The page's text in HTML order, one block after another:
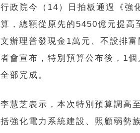
行政院今（14）日拍板通過《強
算，總額從原先的5450億元提高
文辦理普發現金1萬元、不設排
者會宣布，特別預算公布後，1
全部完成。
李慧芝表示，本次特別預算調高
括強化電力系統建設、照顧弱勢